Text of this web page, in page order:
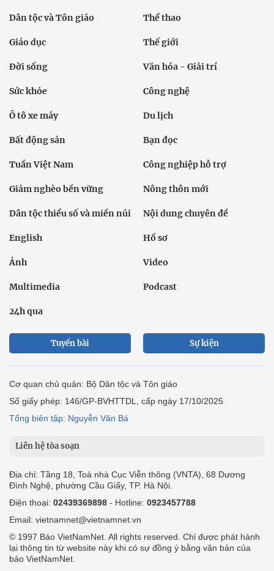
Dân tộc và Tôn giáo Thể thao
Giáo dục Thế giới
Đời sống Văn hóa - Giải trí
Sức khỏe Công nghệ
Ô tô xe máy Du lịch
Bất động sản Bạn đọc
Tuần Việt Nam Công nghiệp hỗ trợ
Giảm nghèo bền vững Nông thôn mới
Dân tộc thiểu số và miền núi Nội dung chuyên đề
English Hồ sơ
Ảnh Video
Multimedia Podcast
24h qua
Tuyến bài Sự kiện
Cơ quan chủ quản: Bộ Dân tộc và Tôn giáo
Số giấy phép: 146/GP-BVHTTDL, cấp ngày 17/10/2025
Tổng biên tập: Nguyễn Văn Bá
Liên hệ tòa soạn
Địa chỉ: Tầng 18, Toà nhà Cục Viễn thông (VNTA), 68 Dương
Đình Nghệ, phường Cầu Giấy, TP. Hà Nội.
Điện thoại: 02439369898 - Hotline: 0923457788
Email: vietnamnet@vietnamnet.vn
© 1997 Báo VietNamNet. All rights reserved. Chỉ được phát hành
lại thông tin từ website này khi có sự đồng ý bằng văn bản của
báo VietNamNet.